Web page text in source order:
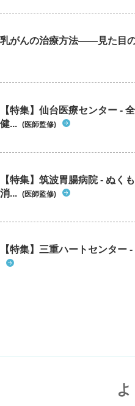
乳がんの治療方法――見た目
【特集】仙台医療センター -
健... (医師監修)
【特集】筑波胃腸病院 - ぬく
消... (医師監修)
【特集】三重ハートセンター